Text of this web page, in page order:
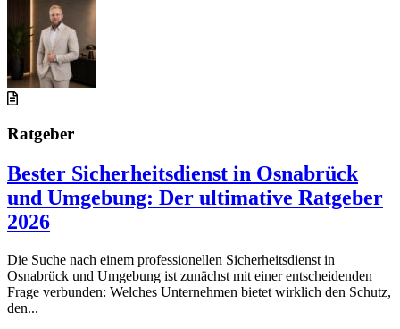
Ratgeber
Bester Sicherheitsdienst in Osnabrück
und Umgebung: Der ultimative Ratgeber
2026
Die Suche nach einem professionellen Sicherheitsdienst in
Osnabrück und Umgebung ist zunächst mit einer entscheidenden
Frage verbunden: Welches Unternehmen bietet wirklich den Schutz,
den...